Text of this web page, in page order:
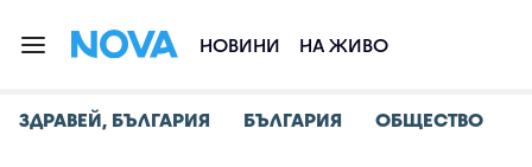
НОВИНИ НА ЖИВО
ЗДРАВЕЙ, БЪЛГАРИЯ БЪЛГАРИЯ ОБЩЕСТВО